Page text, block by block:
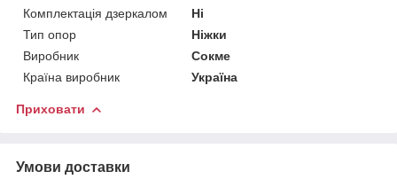
Комплектація дзеркалом
Ні
Тип опор
Ніжки
Виробник
Сокме
Країна виробник
Україна
Приховати
Умови доставки